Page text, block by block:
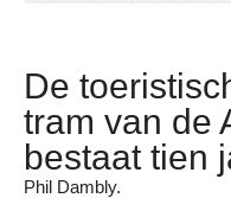
De
tram van de
bestaat tien
Phil Dambly.